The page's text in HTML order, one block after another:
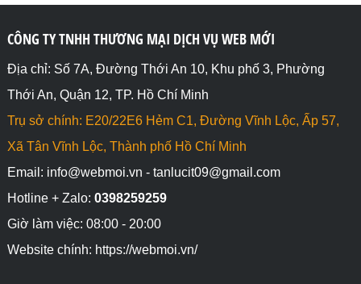
CÔNG TY TNHH THƯƠNG MẠI DỊCH VỤ WEB MỚI
Địa chỉ: Số 7A, Đường Thới An 10, Khu phố 3, Phường
Thới An, Quận 12, TP. Hồ Chí Minh
Trụ sở chính: E20/22E6 Hẻm C1, Đường Vĩnh Lộc, Ấp 57,
Xã Tân Vĩnh Lộc, Thành phố Hồ Chí Minh
Email: info@webmoi.vn - tanlucit09@gmail.com
Hotline + Zalo: 0398259259
Giờ làm việc: 08:00 - 20:00
Website chính: https://webmoi.vn/